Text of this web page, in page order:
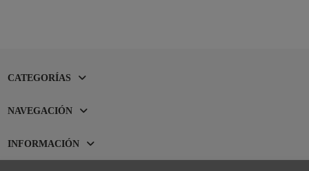
CATEGORÍAS
NAVEGACIÓN
INFORMACIÓN